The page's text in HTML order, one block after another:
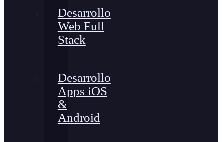
Desarrollo
Web Full
Stack
Desarrollo
Apps iOS
&
Android